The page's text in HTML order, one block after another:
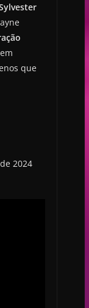
que
2024